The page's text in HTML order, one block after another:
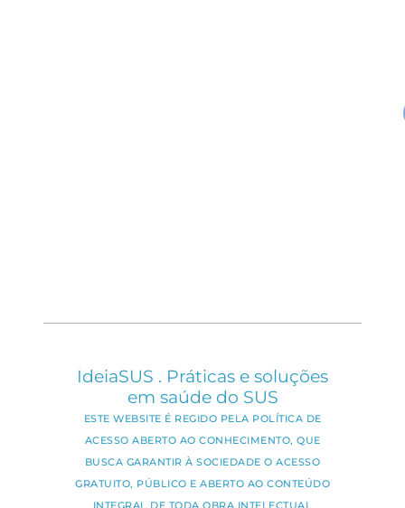
IdeiaSUS . Práticas e soluções
em saúde do SUS
ESTE WEBSITE É REGIDO PELA POLÍTICA DE
ACESSO ABERTO AO CONHECIMENTO, QUE
BUSCA GARANTIR À SOCIEDADE O ACESSO
GRATUITO, PÚBLICO E ABERTO AO CONTEÚDO
INTEGRAL DE TODA OBRA INTELECTUAL